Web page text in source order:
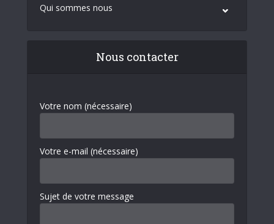
Qui sommes nous
Nous contacter
Votre nom (nécessaire)
Votre e-mail (nécessaire)
Sujet de votre message